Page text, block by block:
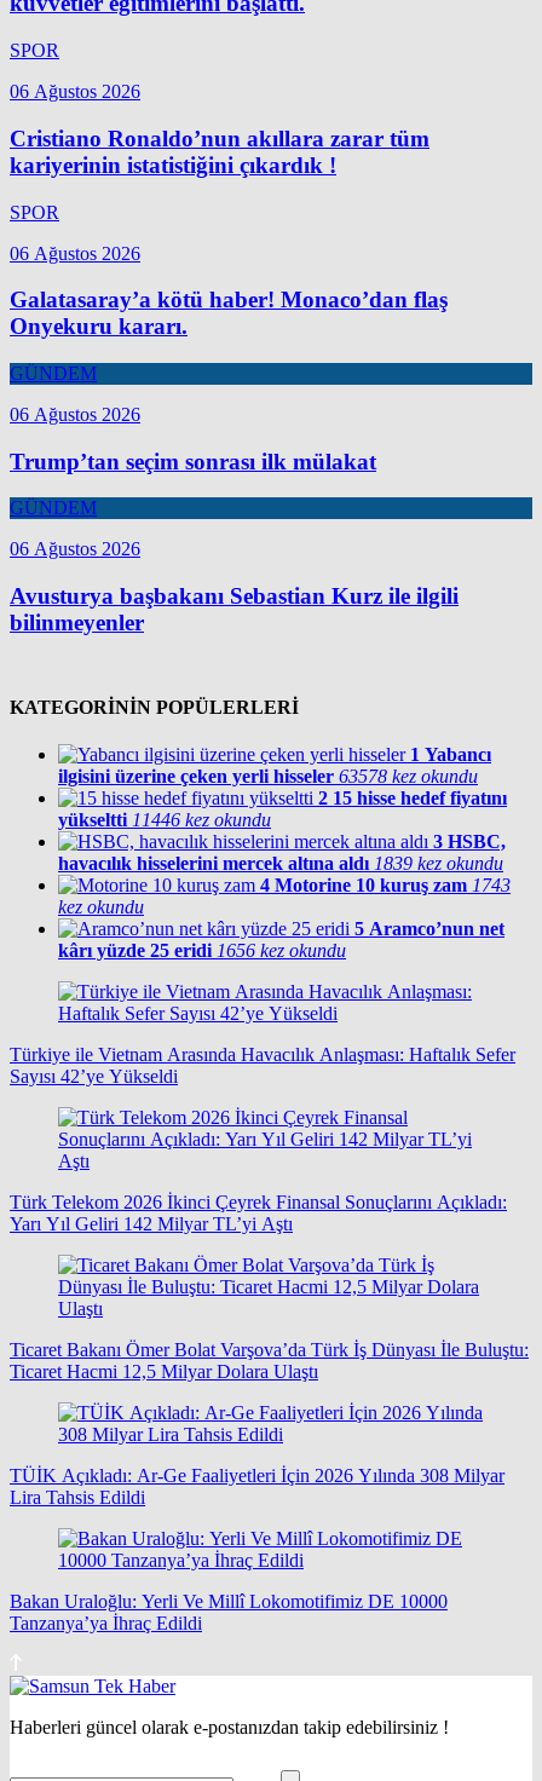
SPOR
06 Ağustos 2026
Cristiano Ronaldo’nun akıllara zarar tüm
kariyerinin istatistiğini çıkardık !
SPOR
06 Ağustos 2026
Galatasaray’a kötü haber! Monaco’dan flaş
Onyekuru kararı.
GÜNDEM
06 Ağustos 2026
Trump’tan seçim sonrası ilk mülakat
GÜNDEM
06 Ağustos 2026
Avusturya başbakanı Sebastian Kurz ile ilgili
bilinmeyenler
KATEGORİNİN POPÜLERLERİ
1 Yabancı
ilgisini üzerine çeken yerli hisseler 63578 kez okundu
2 15 hisse hedef fiyatını
yükseltti 11446 kez okundu
3 HSBC,
havacılık hisselerini mercek altına aldı 1839 kez okundu
4 Motorine 10 kuruş zam 1743
kez okundu
5 Aramco’nun net
kârı yüzde 25 eridi 1656 kez okundu
Türkiye ile Vietnam Arasında Havacılık Anlaşması: Haftalık Sefer
Sayısı 42’ye Yükseldi
Türk Telekom 2026 İkinci Çeyrek Finansal Sonuçlarını Açıkladı:
Yarı Yıl Geliri 142 Milyar TL’yi Aştı
Ticaret Bakanı Ömer Bolat Varşova’da Türk İş Dünyası İle Buluştu:
Ticaret Hacmi 12,5 Milyar Dolara Ulaştı
TÜİK Açıkladı: Ar-Ge Faaliyetleri İçin 2026 Yılında 308 Milyar
Lira Tahsis Edildi
Bakan Uraloğlu: Yerli Ve Millî Lokomotifimiz DE 10000
Tanzanya’ya İhraç Edildi
Haberleri güncel olarak e-postanızdan takip edebilirsiniz !